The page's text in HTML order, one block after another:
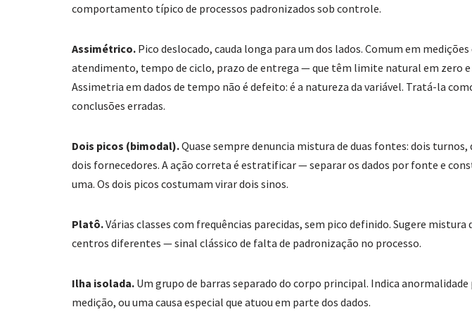
comportamento típico de processos padronizados sob controle.
Assimétrico. Pico deslocado, cauda longa para um dos lados. Comum em
atendimento, tempo de ciclo, prazo de entrega — que têm limite natural em zero e
Assimetria em dados de tempo não é defeito: é a natureza da variável. Tratá-la
conclusões erradas.
Dois picos (bimodal).Quase sempre denuncia mistura de duas fontes: dois turnos,
dois fornecedores. A ação correta é estratificar — separar os dados por fonte e
uma. Os dois picos costumam virar dois sinos.
Platô.Várias classes com frequências parecidas, sem pico definido. Sugere
centros diferentes — sinal clássico de falta de padronização no processo.
Ilha isolada. Um grupo de barras separado do corpo principal. Indica
medição, ou uma causa especial que atuou em parte dos dados.